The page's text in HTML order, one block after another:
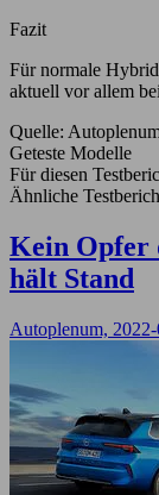
Fazit
Für normale
aktuell vor allem
Quelle:
Geteste Modelle
Für diesen
Ähnliche
Kein Opfer
hält Stand
Autoplenum,